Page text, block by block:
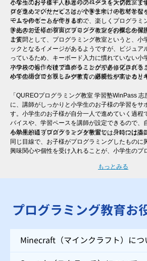
となっております。私達のプログラミング教室で
ログラミングサービスは、小学生向けの教材とな
で１つのゲームを作ります。
小学生のお子様一人ひとりのペースを大切に、ま
グを進めていただくことができます。そして学習
ームを作ることができるので、楽しくプログラミ
学生のお子様が着実にプログラミングの概念を習
ます。
さぬきで近くのプログラミング教室をお探しの保
ご質問として、プログラミング教室というと、小
ックとなるイメージがあるようですが、ビジュア
っているため、キーボード入力に慣れていない小
マウスの操作だけで進めることができ、プログラ
めての場合でも親しみやすく、継続しやすいカリ
小学校でも、今後プログラミングが必修化される
小学生のプログラミング教育の必要性が高まると
「QUREOプログラミング教室 学習塾WinPass
に、講師がしっかりと小学生のお子様の学習をサ
す。小学生のお子様が自分一人で進めていく過程
バイスや、学習ペースを講師が設定できるので、
も効果的にプログラミングを学習し、身につける
小学生が通うプログラミング教室では、時には講
同じ目線で、お子様がプログラミングしたものに
興味関心や個性を受け入れることが、小学生のプ
度に合わせた個別指導を行う「QUREOプログラ
もっとみる
プログラミング教育お
Minecraft（マインクラフト）につ